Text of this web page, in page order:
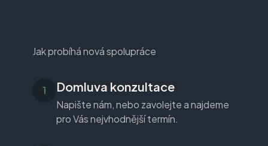
Jak probíhá nová spolupráce
Domluva konzultace
Napište nám, nebo zavolejte a najdeme
pro Vás nejvhodnější termín.